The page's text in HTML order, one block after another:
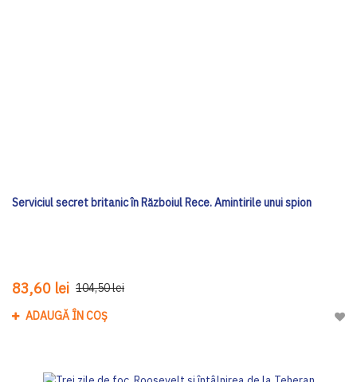
Serviciul secret britanic în Războiul Rece. Amintirile unui spion
83,60 lei 104,50 lei
ADAUGĂ ÎN COȘ